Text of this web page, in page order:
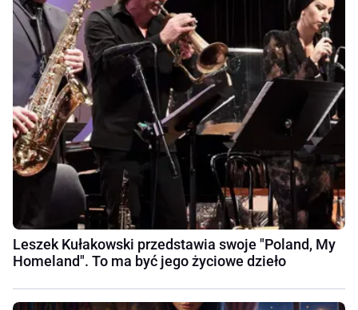
Leszek Kułakowski przedstawia swoje "Poland, My
Homeland". To ma być jego życiowe dzieło